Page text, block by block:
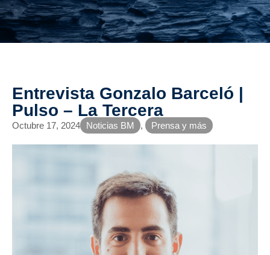
Entrevista Gonzalo Barceló |
Pulso – La Tercera
Octubre 17, 2024 Noticias BM , Prensa y más